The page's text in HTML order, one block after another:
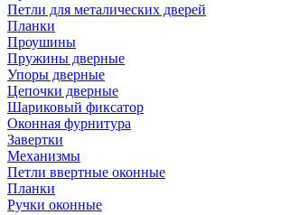
Петли для металических дверей
Планки
Проушины
Пружины дверные
Упоры дверные
Цепочки дверные
Шариковый фиксатор
Оконная фурнитура
Завертки
Механизмы
Петли ввертные оконные
Планки
Ручки оконные